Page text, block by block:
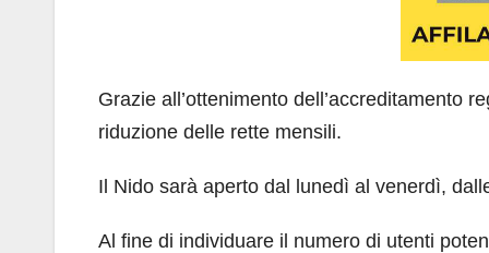
Grazie all’ottenimento dell’accreditamento
riduzione delle rette mensili.
Il Nido sarà aperto dal lunedì al venerdì,
Al fine di individuare il numero di utenti